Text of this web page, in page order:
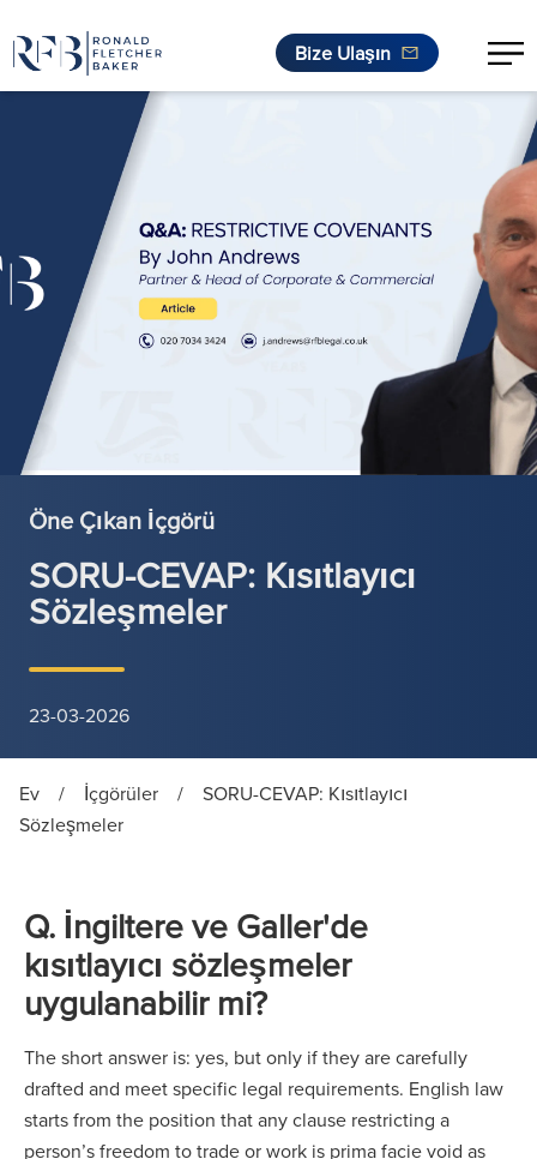
Bize Ulaşın
Öne Çıkan İçgörü
SORU-CEVAP: Kısıtlayıcı
Sözleşmeler
23-03-2026
Ev / İçgörüler /
SORU-CEVAP: Kısıtlayıcı
Sözleşmeler
Q. İngiltere ve Galler'de
kısıtlayıcı sözleşmeler
uygulanabilir mi?
The short answer is: yes, but only if they are carefully
drafted and meet specific legal requirements. English law
starts from the position that any clause restricting a
person’s freedom to trade or work is prima facie void as